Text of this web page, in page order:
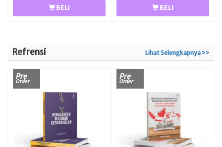
BELI BELI
Refrensi Lihat Selengkapnya >>
Pre
Order
Pre
Order